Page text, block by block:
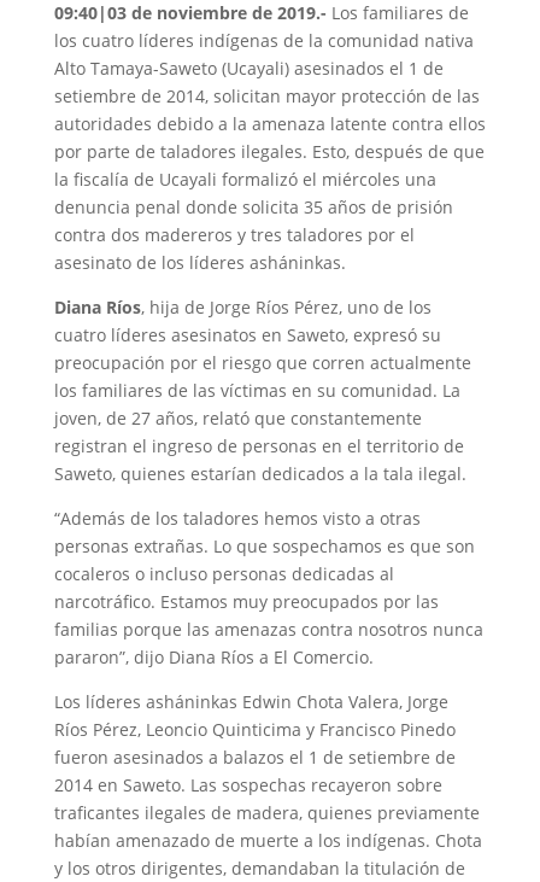
09:40|03 de noviembre de 2019.- Los familiares de
los cuatro líderes indígenas de la comunidad nativa
Alto Tamaya-Saweto (Ucayali) asesinados el 1 de
setiembre de 2014, solicitan mayor protección de las
autoridades debido a la amenaza latente contra ellos
por parte de taladores ilegales. Esto, después de que
la fiscalía de Ucayali formalizó el miércoles una
denuncia penal donde solicita 35 años de prisión
contra dos madereros y tres taladores por el
asesinato de los líderes asháninkas.
Diana Ríos, hija de Jorge Ríos Pérez, uno de los
cuatro líderes asesinatos en Saweto, expresó su
preocupación por el riesgo que corren actualmente
los familiares de las víctimas en su comunidad. La
joven, de 27 años, relató que constantemente
registran el ingreso de personas en el territorio de
Saweto, quienes estarían dedicados a la tala ilegal.
“Además de los taladores hemos visto a otras
personas extrañas. Lo que sospechamos es que son
cocaleros o incluso personas dedicadas al
narcotráfico. Estamos muy preocupados por las
familias porque las amenazas contra nosotros nunca
pararon”, dijo Diana Ríos a El Comercio.
Los líderes asháninkas Edwin Chota Valera, Jorge
Ríos Pérez, Leoncio Quinticima y Francisco Pinedo
fueron asesinados a balazos el 1 de setiembre de
2014 en Saweto. Las sospechas recayeron sobre
traficantes ilegales de madera, quienes previamente
habían amenazado de muerte a los indígenas. Chota
y los otros dirigentes, demandaban la titulación de